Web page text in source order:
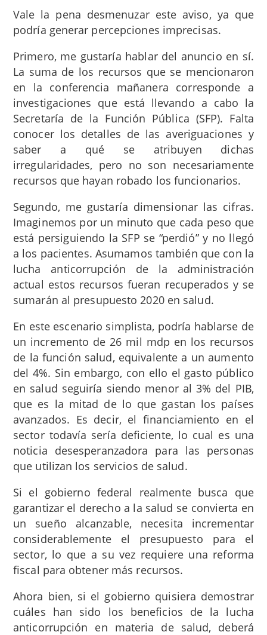
Vale la pena desmenuzar este aviso, ya que
podría generar percepciones imprecisas.
Primero, me gustaría hablar del anuncio en sí.
La suma de los recursos que se mencionaron
en la conferencia mañanera corresponde a
investigaciones que está llevando a cabo la
Secretaría de la Función Pública (SFP). Falta
conocer los detalles de las averiguaciones y
saber a qué se atribuyen dichas
irregularidades, pero no son necesariamente
recursos que hayan robado los funcionarios.
Segundo, me gustaría dimensionar las cifras.
Imaginemos por un minuto que cada peso que
está persiguiendo la SFP se “perdió” y no llegó
a los pacientes. Asumamos también que con la
lucha anticorrupción de la administración
actual estos recursos fueran recuperados y se
sumarán al presupuesto 2020 en salud.
En este escenario simplista, podría hablarse de
un incremento de 26 mil mdp en los recursos
de la función salud, equivalente a un aumento
del 4%. Sin embargo, con ello el gasto público
en salud seguiría siendo menor al 3% del PIB,
que es la mitad de lo que gastan los países
avanzados. Es decir, el financiamiento en el
sector todavía sería deficiente, lo cual es una
noticia desesperanzadora para las personas
que utilizan los servicios de salud.
Si el gobierno federal realmente busca que
garantizar el derecho a la salud se convierta en
un sueño alcanzable, necesita incrementar
considerablemente el presupuesto para el
sector, lo que a su vez requiere una reforma
fiscal para obtener más recursos.
Ahora bien, si el gobierno quisiera demostrar
cuáles han sido los beneficios de la lucha
anticorrupción en materia de salud, deberá